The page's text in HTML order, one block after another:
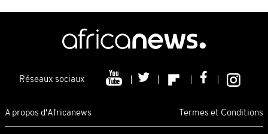
Réseaux sociaux
A propos d'Africanews Termes et Conditions